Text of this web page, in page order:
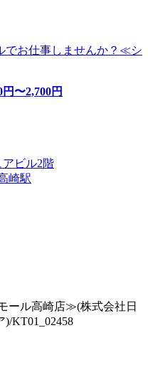
でお仕事しませんか？≪シ
円〜2,700円
ビル2階
崎駅
ール高崎店≫(株式会社日
KT01_02458